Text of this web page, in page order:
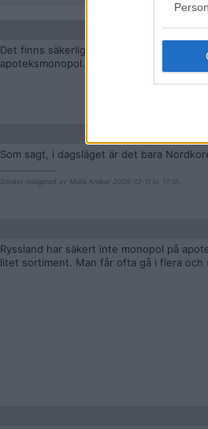
Det finns säkerligen flera länder som har
apoteksmonopol.
Som sagt, i dagsläget är det bara
Senast redigerad av Mulla Krekar 2008-12-11 kl. 17:18.
Ryssland har säkert inte monopol på
litet sortiment. Man får ofta gå i flera och